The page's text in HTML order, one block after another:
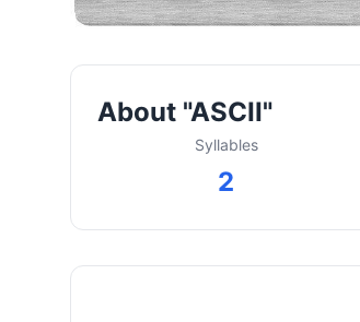
About "ASCII"
Syllables
2